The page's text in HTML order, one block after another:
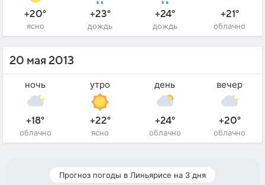
+20°
ясно
+23°
дождь
+24°
дождь
+21°
облачно
20 мая 2013
ночь
+18°
облачно
утро
+22°
ясно
день
+24°
облачно
вечер
+20°
облачно
Прогноз погоды в Линьярисе на 3 дня